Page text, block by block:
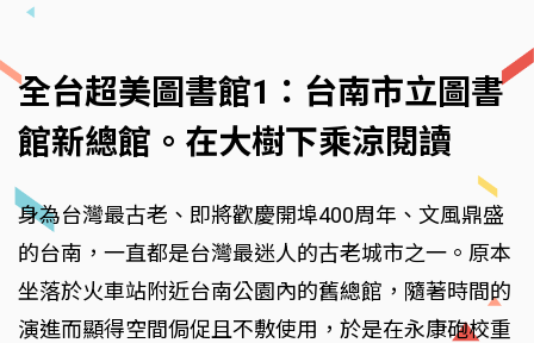
全台超美圖書館1：台南市立圖書
館新總館。在大樹下乘涼閱讀
身為台灣最古老、即將歡慶開埠400周年、文風鼎盛
的台南，一直都是台灣最迷人的古老城市之一。原本
坐落於火車站附近台南公園內的舊總館，隨著時間的
演進而顯得空間侷促且不敷使用，於是在永康砲校重